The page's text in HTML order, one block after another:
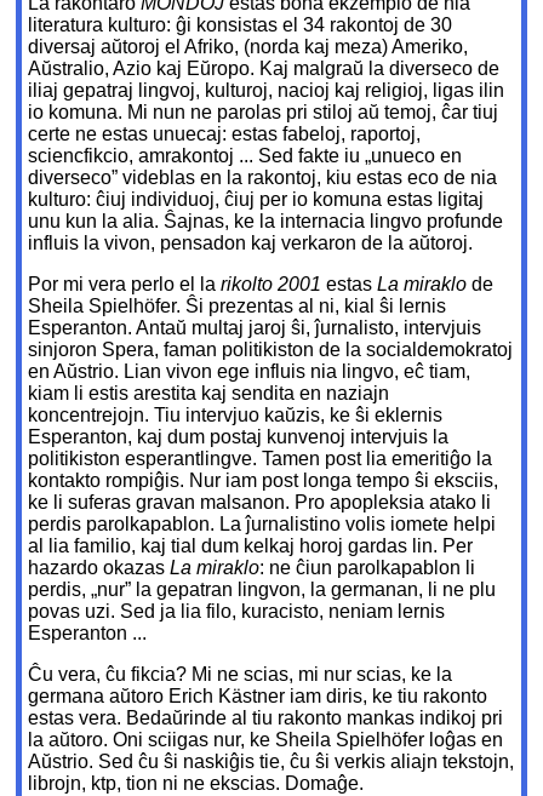
literatura kulturo: ĝi konsistas el 34 rakontoj de 30
diversaj aŭtoroj el Afriko, (norda kaj meza) Ameriko,
Aŭstralio, Azio kaj Eŭropo. Kaj malgraŭ la diverseco de
iliaj gepatraj lingvoj, kulturoj, nacioj kaj religioj, ligas ilin
io komuna. Mi nun ne parolas pri stiloj aŭ temoj, ĉar tiuj
certe ne estas unuecaj: estas fabeloj, raportoj,
sciencfikcio, amrakontoj ... Sed fakte iu „unueco en
diverseco” videblas en la rakontoj, kiu estas eco de nia
kulturo: ĉiuj individuoj, ĉiuj per io komuna estas ligitaj
unu kun la alia. Ŝajnas, ke la internacia lingvo profunde
influis la vivon, pensadon kaj verkaron de la aŭtoroj.
Por mi vera perlo el larikolto 2001 estasLa miraklo de
Sheila Spielhöfer. Ŝi prezentas al ni, kial ŝi lernis
Esperanton. Antaŭ multaj jaroj ŝi, ĵurnalisto, intervjuis
sinjoron Spera, faman politikiston de la socialdemokratoj
en Aŭstrio. Lian vivon ege influis nia lingvo, eĉ tiam,
kiam li estis arestita kaj sendita en naziajn
koncentrejojn. Tiu intervjuo kaŭzis, ke ŝi eklernis
Esperanton, kaj dum postaj kunvenoj intervjuis la
politikiston esperantlingve. Tamen post lia emeritiĝo la
kontakto rompiĝis. Nur iam post longa tempo ŝi eksciis,
ke li suferas gravan malsanon. Pro apopleksia atako li
perdis parolkapablon. La ĵurnalistino volis iomete helpi
al lia familio, kaj tial dum kelkaj horoj gardas lin. Per
hazardo okazasLa miraklo: ne ĉiun parolkapablon li
perdis, „nur” la gepatran lingvon, la germanan, li ne plu
povas uzi. Sed ja lia filo, kuracisto, neniam lernis
Esperanton ...
Ĉu vera, ĉu fikcia? Mi ne scias, mi nur scias, ke la
germana aŭtoro Erich Kästner iam diris, ke tiu rakonto
estas vera. Bedaŭrinde al tiu rakonto mankas indikoj pri
la aŭtoro. Oni sciigas nur, ke Sheila Spielhöfer loĝas en
Aŭstrio. Sed ĉu ŝi naskiĝis tie, ĉu ŝi verkis aliajn tekstojn,
librojn, ktp, tion ni ne ekscias. Domaĝe.